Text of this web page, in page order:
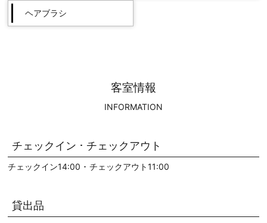
ヘアブラシ
客室情報
INFORMATION
チェックイン ･ チェックアウト
チェックイン14:00 ･ チェックアウト11:00
貸出品